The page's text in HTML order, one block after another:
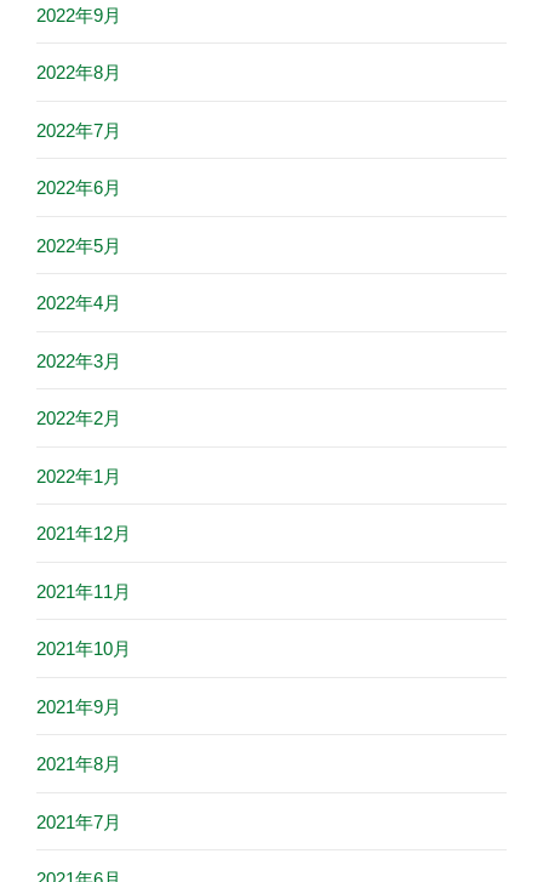
2022年9月
2022年8月
2022年7月
2022年6月
2022年5月
2022年4月
2022年3月
2022年2月
2022年1月
2021年12月
2021年11月
2021年10月
2021年9月
2021年8月
2021年7月